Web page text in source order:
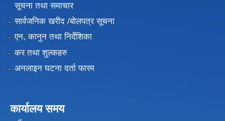
सूचना तथा समाचार
सार्वजनिक खरीद /बोलपत्र सूचना
एन, कानुन तथा निर्देशिका
कर तथा शुल्कहरु
अनलाइन घटना दर्ता फारम
कार्यालय समय